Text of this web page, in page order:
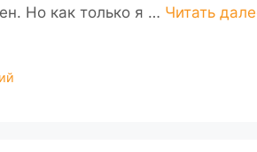
Но как только я … Читать